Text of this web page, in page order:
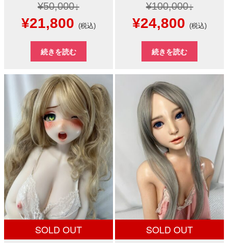
¥50,000
元
の
価
は
¥50,000
で
し
た。
¥21,800現
在
の
価
格
は
¥21,800
で
す。
(税込)
続きを読む
¥100,000
元
の
価
は
¥100,000
で
し
た。
¥24,800 現
在
の
格
は
で
す。
(税込)
続きを読む
SOLD OUT SOLD OUT